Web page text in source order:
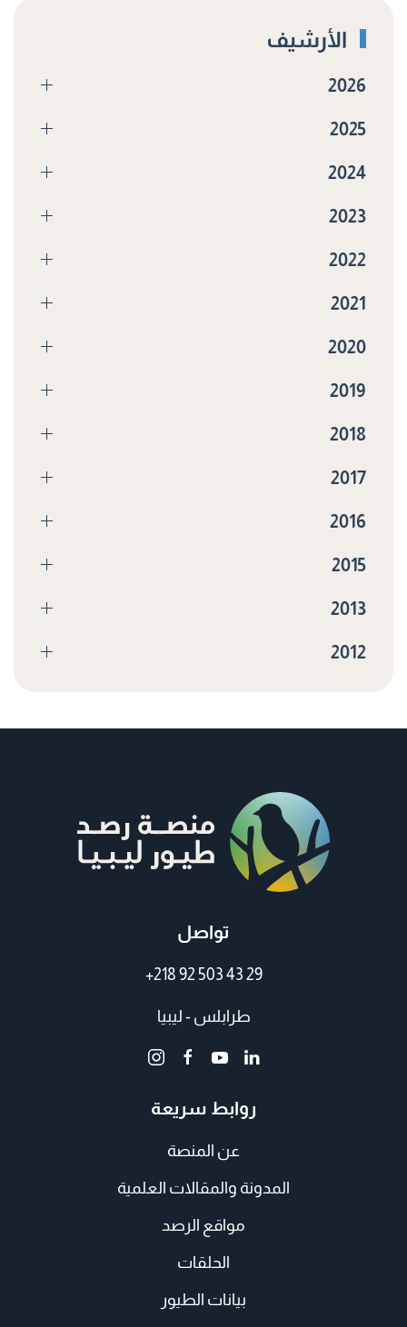
الأرشيف
2026
2025
2024
2023
2022
2021
2020
2019
2018
2017
2016
2015
2013
2012
تواصل
+218 92 503 43 29
طرابلس - ليبيا
روابط سريعة
عن المنصة
المدونة والمقالات العلمية
مواقع الرصد
الحلقات
بيانات الطيور